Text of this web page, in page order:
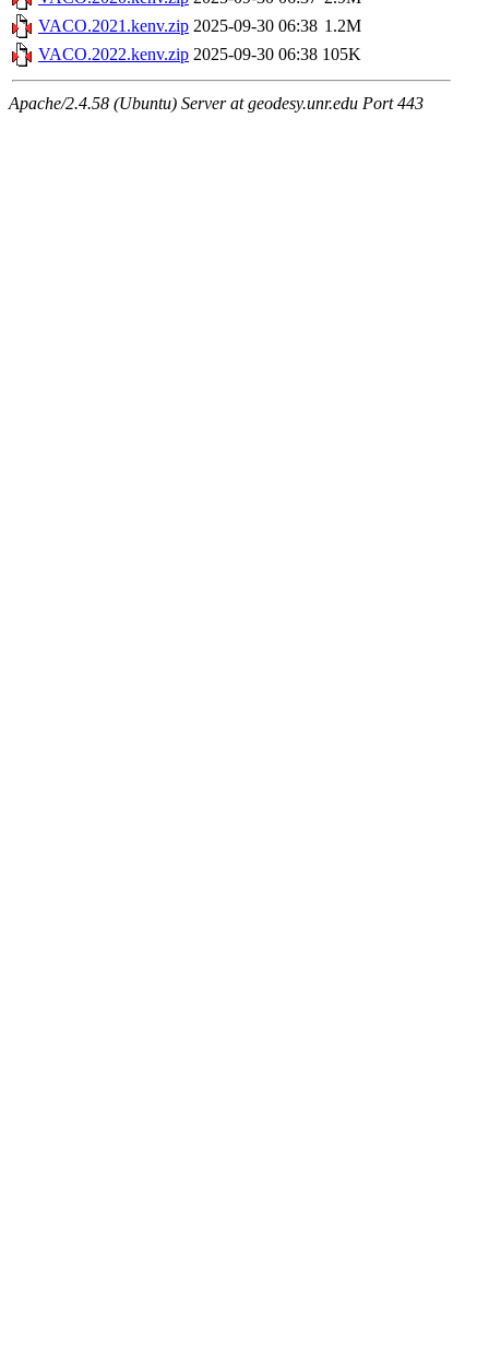
VACO.2021.kenv.zip 2025-09-30 06:38 1.2M
VACO.2022.kenv.zip 2025-09-30 06:38 105K
Apache/2.4.58 (Ubuntu) Server at geodesy.unr.edu Port 443